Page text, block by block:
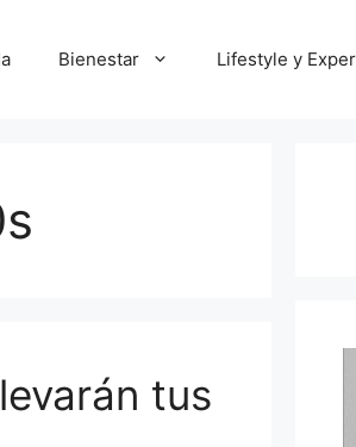
Bienestar Lifestyle y
tus